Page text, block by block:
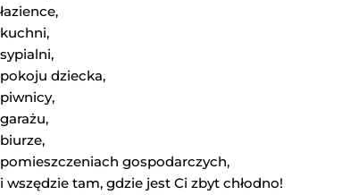
łazience,
kuchni,
sypialni,
pokoju dziecka,
piwnicy,
garażu,
biurze,
pomieszczeniach gospodarczych,
i wszędzie tam, gdzie jest Ci zbyt chłodno!